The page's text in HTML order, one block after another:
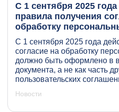
С 1 сентября 2025
правила получения
обработку
С 1 сентября 2025 года
согласие на обработку
должно быть оформлено в
документа, а не как часть
пользовательских
Новости